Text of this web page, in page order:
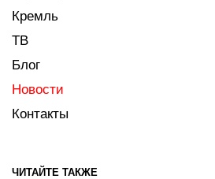
Кремль
ТВ
Блог
Новости
Контакты
ЧИТАЙТЕ ТАКЖЕ